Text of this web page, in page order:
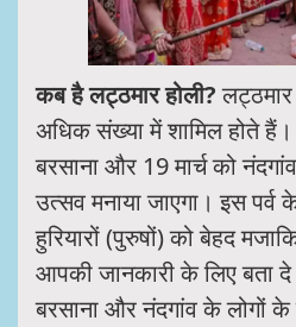
कब है लट्ठमार होली?
अधिक संख्या में शामिल होते हैं।
बरसाना और 19 मार्च को
उत्सव मनाया जाएगा। इस पर्व
हुरियारों (पुरुषों) को बेहद
आपकी जानकारी के लिए बता दे
बरसाना और नंदगांव के लोगों